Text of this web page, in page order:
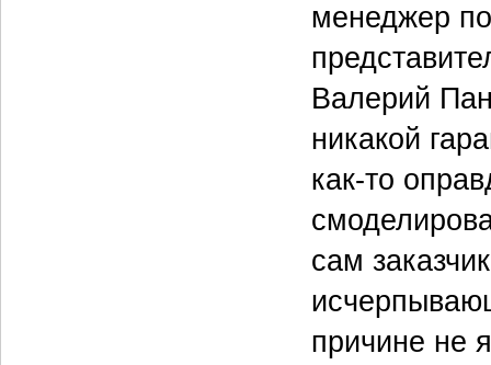
менеджер
Валерий
никакой
как-то
сам
причине не